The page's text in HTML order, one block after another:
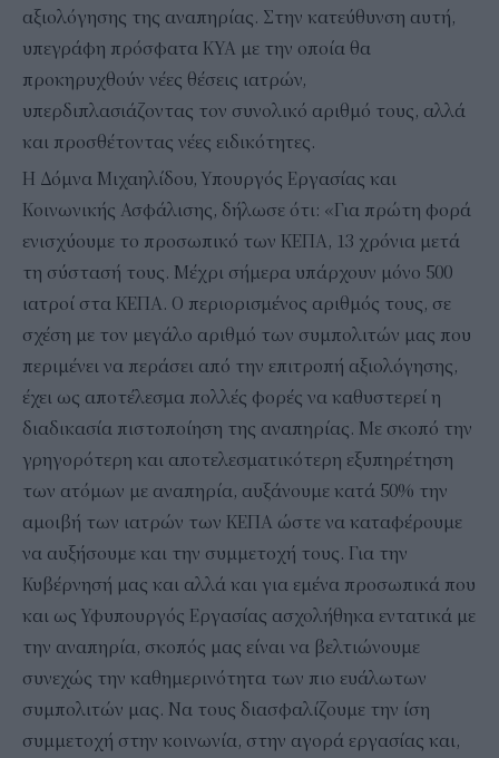
αξιολόγησης της αναπηρίας. Στην κατεύθυνση αυτή,
υπεγράφη πρόσφατα ΚΥΑ με την οποία θα
προκηρυχθούν νέες θέσεις ιατρών,
υπερδιπλασιάζοντας τον συνολικό αριθμό τους, αλλά
και προσθέτοντας νέες ειδικότητες.
Η Δόμνα Μιχαηλίδου, Υπουργός Εργασίας και
Κοινωνικής Ασφάλισης, δήλωσε ότι: «Για πρώτη φορά
ενισχύουμε το προσωπικό των ΚΕΠΑ, 13 χρόνια μετά
τη σύστασή τους. Μέχρι σήμερα υπάρχουν μόνο 500
ιατροί στα ΚΕΠΑ. Ο περιορισμένος αριθμός τους, σε
σχέση με τον μεγάλο αριθμό των συμπολιτών μας που
περιμένει να περάσει από την επιτροπή αξιολόγησης,
έχει ως αποτέλεσμα πολλές φορές να καθυστερεί η
διαδικασία πιστοποίηση της αναπηρίας. Με σκοπό την
γρηγορότερη και αποτελεσματικότερη εξυπηρέτηση
των ατόμων με αναπηρία, αυξάνουμε κατά 50% την
αμοιβή των ιατρών των ΚΕΠΑ ώστε να καταφέρουμε
να αυξήσουμε και την συμμετοχή τους. Για την
Κυβέρνησή μας και αλλά και για εμένα προσωπικά που
και ως Υφυπουργός Εργασίας ασχολήθηκα εντατικά με
την αναπηρία, σκοπός μας είναι να βελτιώνουμε
συνεχώς την καθημερινότητα των πιο ευάλωτων
συμπολιτών μας. Να τους διασφαλίζουμε την ίση
συμμετοχή στην κοινωνία, στην αγορά εργασίας και,